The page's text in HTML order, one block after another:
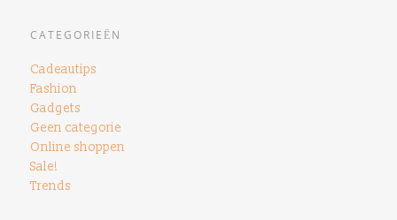
CATEGORIEËN
Cadeautips
Fashion
Gadgets
Geen categorie
Online shoppen
Sale!
Trends